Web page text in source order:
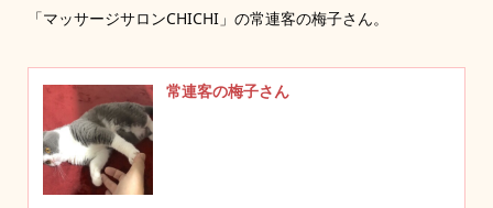
「マッサージサロンCHICHI」の常連客の梅子さん。
常連客の梅子さん